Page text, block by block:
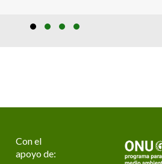
Con el
apoyo de: